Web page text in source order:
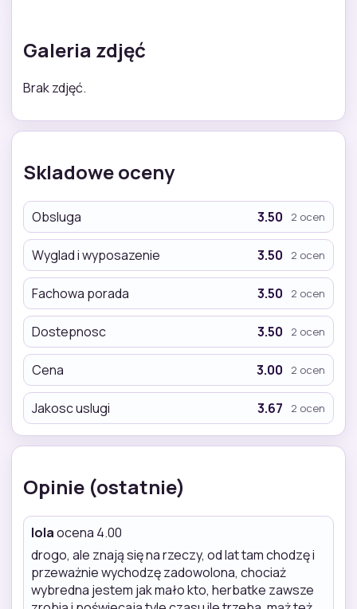
Galeria zdjęć
Brak zdjęć.
Skladowe oceny
Obsluga 3.50 2 ocen
Wyglad i wyposazenie 3.50 2 ocen
Fachowa porada 3.50 2 ocen
Dostepnosc 3.50 2 ocen
Cena 3.00 2 ocen
Jakosc uslugi 3.67 2 ocen
Opinie (ostatnie)
lolaocena 4.00
drogo, ale znają się na rzeczy, od lat tam chodzę i
przeważnie wychodzę zadowolona, chociaż
wybredna jestem jak mało kto, herbatke zawsze